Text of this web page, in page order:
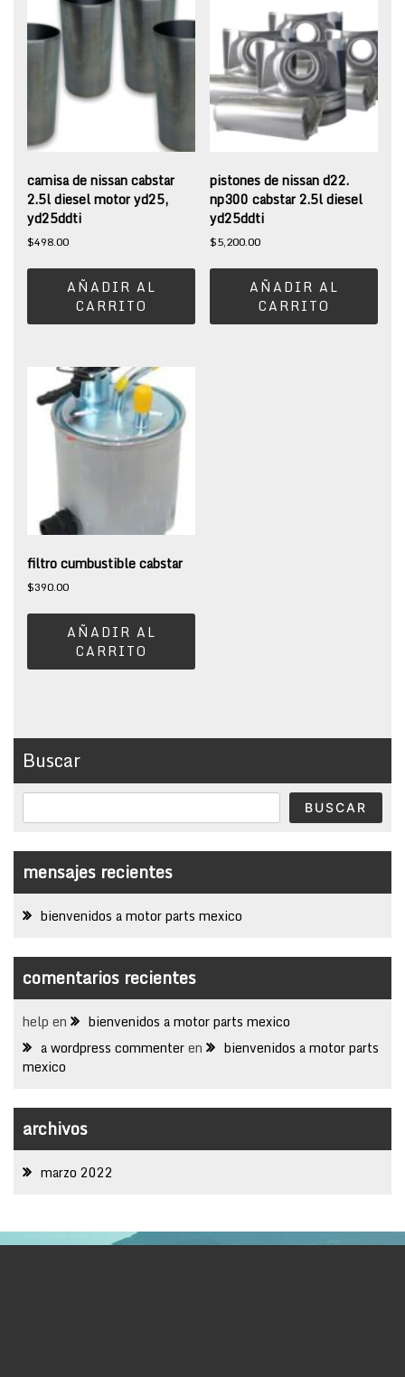
camisa de nissan cabstar
2.5l diesel motor yd25,
yd25ddti
$498.00
AÑADIR AL
CARRITO
pistones de nissan d22.
np300 cabstar 2.5l diesel
yd25ddti
$5,200.00
AÑADIR AL
CARRITO
filtro cumbustible cabstar
$390.00
AÑADIR AL
CARRITO
Buscar
BUSCAR
mensajes recientes
bienvenidos a motor parts mexico
comentarios recientes
help en
bienvenidos a motor parts mexico
a wordpress commenteren
bienvenidos a motor parts
mexico
archivos
marzo 2022